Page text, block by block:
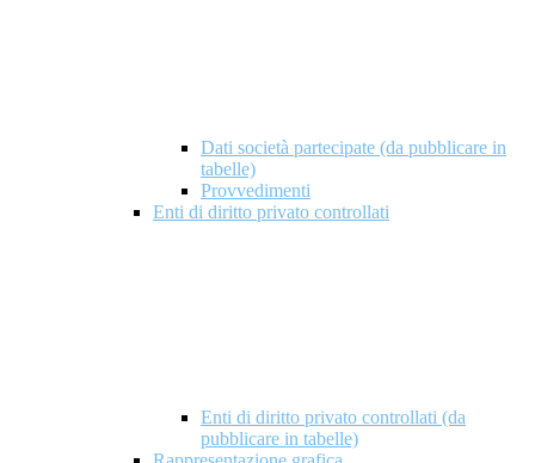
Dati società partecipate (da pubblicare in
tabelle)
Provvedimenti
Enti di diritto privato controllati
Enti di diritto privato controllati (da
pubblicare in tabelle)